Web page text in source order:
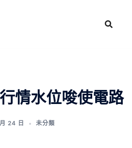
情水位唆使電路
24 日 未分類